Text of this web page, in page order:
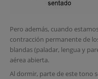
Pero además, cuando
contracción permanente de
blandas (paladar, lengua y
aérea abierta.
Al dormir, parte de este tono